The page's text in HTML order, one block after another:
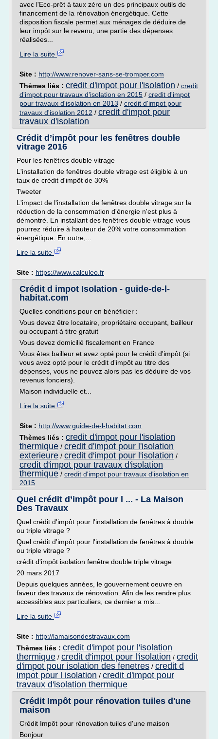
avec l'Eco-prêt à taux zéro un des principaux outils de
financement de la rénovation énergétique. Cette
disposition fiscale permet aux ménages de déduire de
leur impôt sur le revenu, une partie des dépenses
réalisées...
Lire la suite
Site : http://www.renover-sans-se-tromper.com
Thèmes liés : credit d'impot pour l'isolation / credit
d'impot pour travaux d'isolation en 2015 / credit d'impot
pour travaux d'isolation en 2013 / credit d'impot pour
travaux d'isolation 2012 / credit d'impot pour
travaux d'isolation
Crédit d’impôt pour les fenêtres double
vitrage 2016
Pour les fenêtres double vitrage
L'installation de fenêtres double vitrage est éligible à un
taux de crédit d'impôt de 30%
Tweeter
L'impact de l'installation de fenêtres double vitrage sur la
réduction de la consommation d'énergie n'est plus à
démontré. En installant des fenêtres double vitrage vous
pourrez réduire à hauteur de 20% votre consommation
énergétique. En outre,...
Lire la suite
Site : https://www.calculeo.fr
Crédit d impot Isolation - guide-de-l-
habitat.com
Quelles conditions pour en bénéficier :
Vous devez être locataire, propriétaire occupant, bailleur
ou occupant à titre gratuit
Vous devez domicilié fiscalement en France
Vous êtes bailleur et avez opté pour le crédit d'impôt (si
vous avez opté pour le crédit d'impôt au titre des
dépenses, vous ne pouvez alors pas les déduire de vos
revenus fonciers).
Maison individuelle et...
Lire la suite
Site : http://www.guide-de-l-habitat.com
Thèmes liés : credit d'impot pour l'isolation
thermique / credit d'impot pour l'isolation
exterieure / credit d'impot pour l'isolation /
credit d'impot pour travaux d'isolation
thermique / credit d'impot pour travaux d'isolation en
2015
Quel crédit d’impôt pour l ... - La Maison
Des Travaux
Quel crédit d'impôt pour l'installation de fenêtres à double
ou triple vitrage ?
Quel crédit d'impôt pour l'installation de fenêtres à double
ou triple vitrage ?
crédit d'impôt isolation fenêtre double triple vitrage
20 mars 2017
Depuis quelques années, le gouvernement oeuvre en
faveur des travaux de rénovation. Afin de les rendre plus
accessibles aux particuliers, ce dernier a mis...
Lire la suite
Site : http://lamaisondestravaux.com
Thèmes liés : credit d'impot pour l'isolation
thermique / credit d'impot pour l'isolation / credit
d'impot pour isolation des fenetres / credit d
impot pour l isolation / credit d'impot pour
travaux d'isolation thermique
Crédit Impôt pour rénovation tuiles d'une
maison
Crédit Impôt pour rénovation tuiles d'une maison
Bonjour